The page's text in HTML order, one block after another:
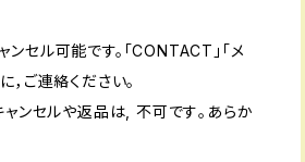
セル可能です。「CONTACT」「メ
，ご連絡ください。
ンセルや返品は, 不可です｡あらか